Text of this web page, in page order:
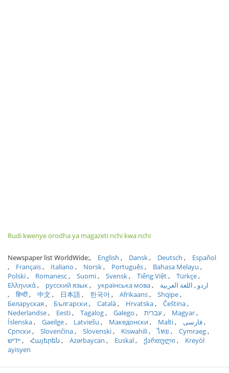
Rudi kwenye orodha ya magazeti nchi kwa nchi
Newspaper list WorldWide: English Dansk Deutsch
Español
Français
Italiano Norsk Português
Bahasa Melayu
Polski
Romanesc Suomi Svensk Tiếng Việt
Türkçe
Ελληνικά
русский язык українська мова اردو
اللغة العربية
हिन्दी
中文 日本語 한국어 Afrikaans
Shqipe
Беларуская
Български Català Hrvatska
Čeština
Nederlandse
Eesti Tagalog Galego עברית
Magyar
Íslenska
Gaeilge Latviešu Македонски Malti
فارسی
Српски
Slovenčina Slovenski Kiswahili ไทย
Cymraeg
ייִדיש
Հայերեն Azərbaycan Euskal ქართული
Kreyòl
ayisyen